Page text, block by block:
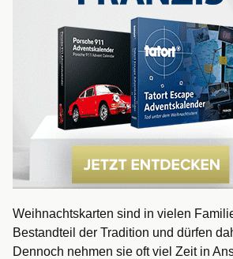
Weihnachtskarten sind in vielen
Bestandteil der Tradition und dürfen
Dennoch nehmen sie oft viel Zeit in